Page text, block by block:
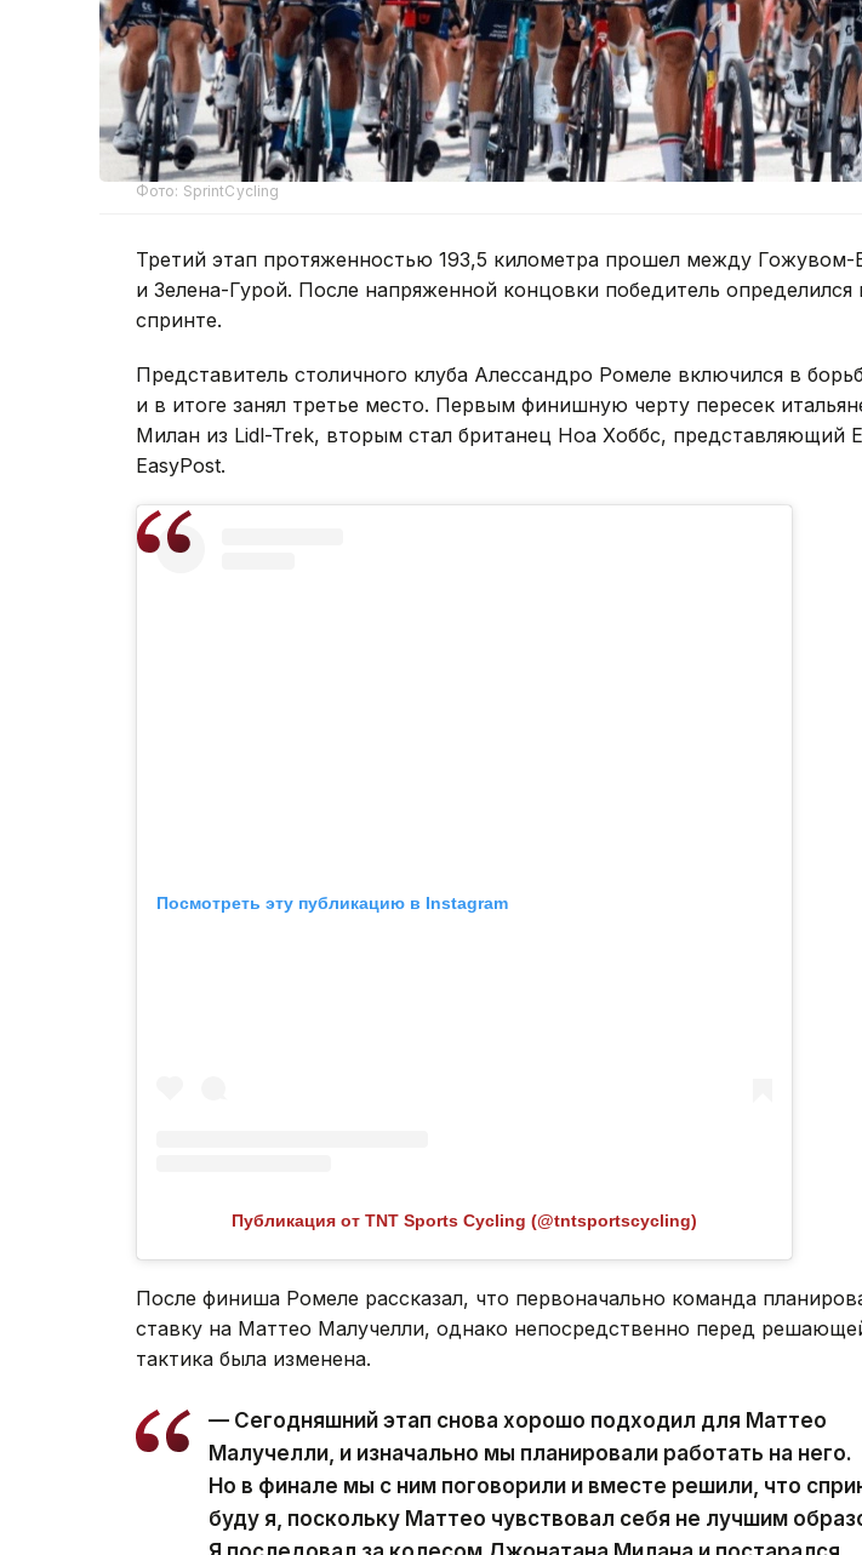
Фото: SprintCycling
Третий этап протяженностью 193,5 километра прошел между Гожувом-
и Зелена-Гурой. После напряженной концовки победитель
спринте.
Представитель столичного клуба Алессандро Ромеле включился в
и в итоге занял третье место. Первым финишную черту пересек
Милан из Lidl-Trek, вторым стал британец Ноа Хоббс, представляющий
EasyPost.
Посмотреть эту публикацию в Instagram
Публикация от TNT Sports Cycling (@tntsportscycling)
После финиша Ромеле рассказал, что первоначально команда
ставку на Маттео Малучелли, однако непосредственно перед
тактика была изменена.
— Сегодняшний этап снова хорошо подходил для Маттео
Малучелли, и изначально мы планировали работать на него.
Но в финале мы с ним поговорили и вместе решили, что
буду я, поскольку Маттео чувствовал себя не лучшим